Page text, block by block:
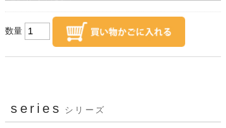
数量
series シリーズ